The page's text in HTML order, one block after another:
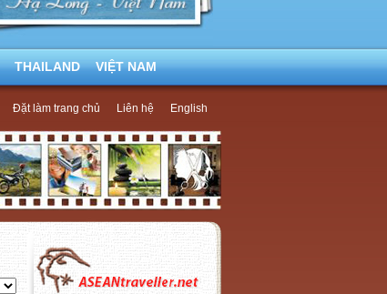
THAILAND VIỆT NAM
Đặt làm trang chủ Liên hệ English